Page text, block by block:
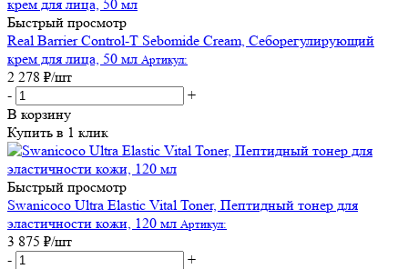
Быстрый просмотр
Real Barrier Control-T Sebomide Cream, Себорегулирующий
крем для лица, 50 мл Артикул:
2 278 ₽/шт
-
+
В корзину
Купить в 1 клик
Быстрый просмотр
Swanicoco Ultra Elastic Vital Toner, Пептидный тонер для
эластичности кожи, 120 мл Артикул:
3 875 ₽/шт
-
+